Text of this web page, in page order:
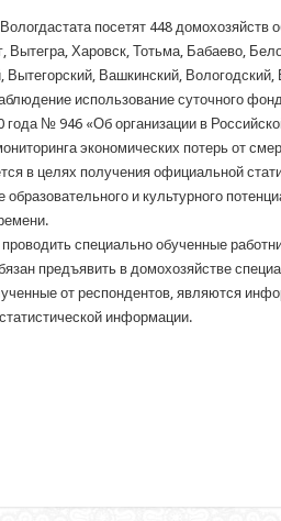
посетят 448 домохозяйств
Вытегра, Харовск, Тотьма, Бабаево,
Вытегорский, Вашкинский,
использование суточного
года № 946 «Об организации в
экономических потерь от
в целях получения официальной
образовательного и культурного
специально обученные
предъявить в домохозяйстве
от респондентов, являются
информации.